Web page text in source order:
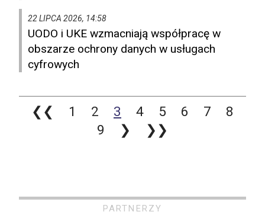
22 LIPCA 2026, 14:58
UODO i UKE wzmacniają współpracę w
obszarze ochrony danych w usługach
cyfrowych
❮❮ 1 2 3 4 5 6 7
8
9
❯ ❯❯
PARTNERZY